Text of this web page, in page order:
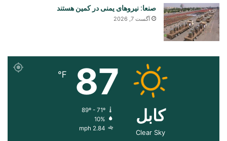
صنعا: نیروهای یمنی در کمین هستند
آگست 7, 2026
کابل
Clear Sky
87
℉
89º - 71º
10%
2.84 mph